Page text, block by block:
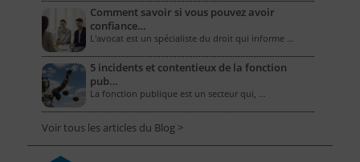
Comment savoir si vous pouvez avoir
confiance…
L'avocat est un spécialiste du droit qui informe …
5 incidents et contentieux de la fonction
pub…
La fonction publique est un secteur qui, …
Voir tous les articles du Blog >